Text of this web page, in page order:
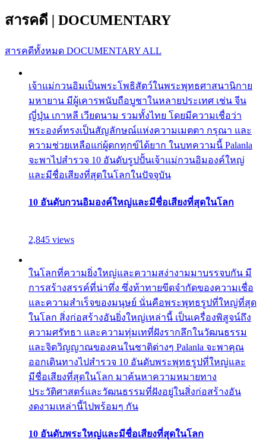
สารคดี | DOCUMENTARY
สารคดีทั้งหมด DOCUMENTARY ALL
เจ้าแม่กวนอิมเป็นพระโพธิสัตว์ในพระพุทธศาสนานิกาย
มหายาน มีผู้เคารพนับถือบูชาในหลายประเทศ เช่น จีน
ญี่ปุ่น เกาหลี เวียดนาม รวมทั้งไทย โดยมีความเชื่อว่า
พระองค์ทรงเป็นสัญลักษณ์แห่งความเมตตา กรุณา และ
ความช่วยเหลือแก่ผู้ตกทุกข์ได้ยาก ในบทความนี้ Palanla
จะพาไปสำรวจ 10 อันดับรูปปั้นเจ้าแม่กวนอิมองค์ใหญ่
และมีชื่อเสียงที่สุดในโลกในปัจจุบัน
10 อันดับกวนอิมองค์ใหญ่และมีชื่อเสียงที่สุดในโลก
2,845 views
ในโลกที่ความยิ่งใหญ่และความสง่างามมาบรรจบกัน มี
การสร้างสรรค์ที่น่าทึ่ง ซึ่งท้าทายขีดจำกัดของความเชื่อ
และความสำเร็จของมนุษย์ นั่นคือพระพุทธรูปที่ใหญ่ที่สุด
ในโลก สิ่งก่อสร้างอันยิ่งใหญ่เหล่านี้ เป็นเครื่องพิสูจน์ถึง
ความศรัทธา และความทุ่มเทที่ฝังรากลึกในวัฒนธรรม
และจิตวิญญาณของคนในชาติต่างๆ Palanla จะพาคุณ
ออกเดินทางไปสำรวจ 10 อันดับพระพุทธรูปที่ใหญ่และ
มีชื่อเสียงที่สุดในโลก มาค้นหาความหมายทาง
ประวัติศาสตร์และวัฒนธรรมที่ฝังอยู่ในสิ่งก่อสร้างอัน
งดงามเหล่านี้ไปพร้อมๆ กัน
10 อันดับพระใหญ่และมีชื่อเสียงที่สุดในโลก